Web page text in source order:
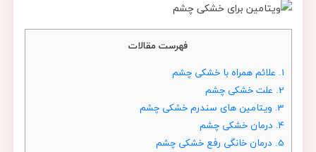
فهرست مقالات
1. علائم همراه با خشکی چشم
2. علت خشکی چشم
3. ویتامین های سندرم خشکی چشم
4. درمان خشکی چشم
5. درمان خانگی رفع خشکی چشم